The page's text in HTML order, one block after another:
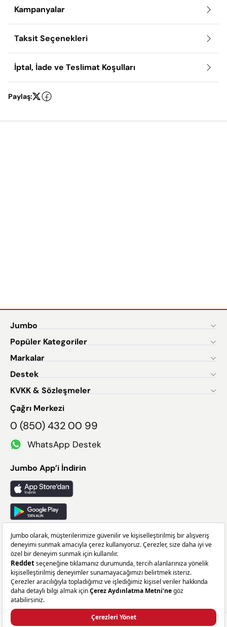
329,99 TL
Kampanyalar
Taksit Seçenekleri
İptal, İade ve Teslimat Koşulları
Paylaş:
Jumbo
Popüler Kategoriler
Markalar
Destek
KVKK & Sözleşmeler
Çağrı Merkezi
0 (850) 432 00 99
WhatsApp Destek
Jumbo App’i İndirin
Takip Edin
Facebook
X
Instagram
Linkedin